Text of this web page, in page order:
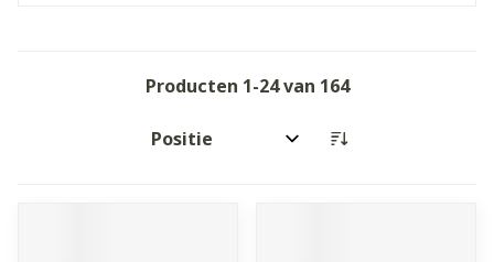
Producten 1-24van 164
Sorteer op: